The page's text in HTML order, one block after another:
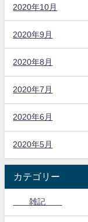
2020年10月
2020年9月
2020年8月
2020年7月
2020年6月
2020年5月
カテゴリー
雑記